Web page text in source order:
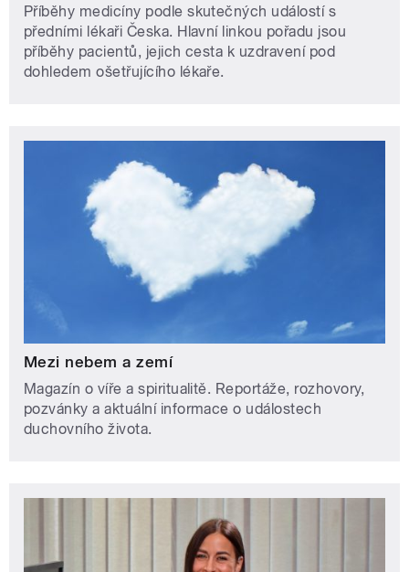
Příběhy medicíny podle skutečných událostí s
předními lékaři Česka. Hlavní linkou pořadu jsou
příběhy pacientů, jejich cesta k uzdravení pod
dohledem ošetřujícího lékaře.
Mezi nebem a zemí
Magazín o víře a spiritualitě. Reportáže, rozhovory,
pozvánky a aktuální informace o událostech
duchovního života.